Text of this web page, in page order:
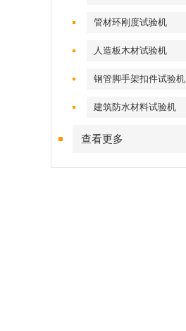
管材环刚度试验机
人造板木材试验机
钢管脚手架扣件试验机
建筑防水材料试验机
查看更多